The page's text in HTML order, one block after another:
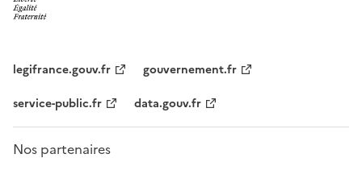
legifrance.gouv.fr
gouvernement.fr
service-public.fr
data.gouv.fr
Nos partenaires